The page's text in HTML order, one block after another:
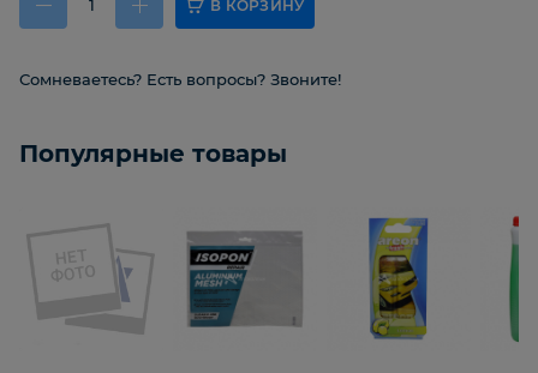
В КОРЗИНУ
Сомневаетесь? Есть вопросы? Звоните!
Популярные товары